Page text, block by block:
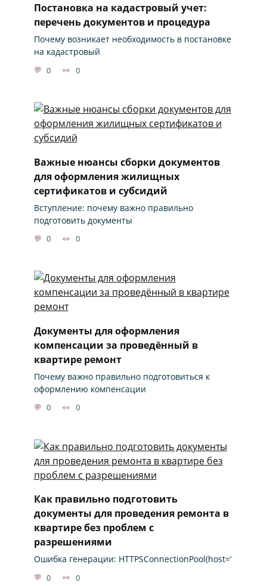
Постановка на кадастровый учет:
перечень документов и процедура
Почему возникает необходимость в постановке
на кадастровый
0 0
Важные нюансы сборки документов
для оформления жилищных
сертификатов и субсидий
Вступление: почему важно правильно
подготовить документы
0 0
Документы для оформления
компенсации за проведённый в
квартире ремонт
Почему важно правильно подготовиться к
оформлению компенсации
0 0
Как правильно подготовить
документы для проведения ремонта в
квартире без проблем с
разрешениями
Ошибка генерации: HTTPSConnectionPool(host=’
0 0